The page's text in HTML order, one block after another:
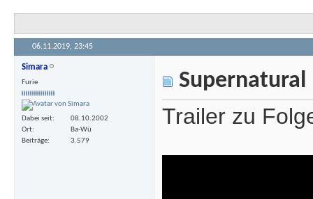
06.11.2019, 23:45
Simara
Furie
Dabei seit
08.10.2002
Ort
Ba-Wü
Beiträge
3.579
Trailer zu